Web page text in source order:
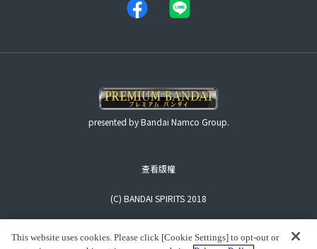
presented by Bandai Namco Group.
查看版權
(C) BANDAI SPIRITS 2018
This website uses cookies. Please click [Cookie Settings] to opt-out or